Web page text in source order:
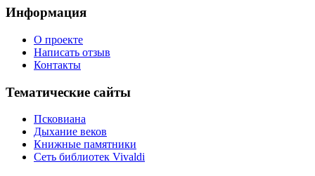
Информация
О проекте
Написать отзыв
Контакты
Тематические сайты
Псковиана
Дыхание веков
Книжные памятники
Сеть библиотек Vivaldi